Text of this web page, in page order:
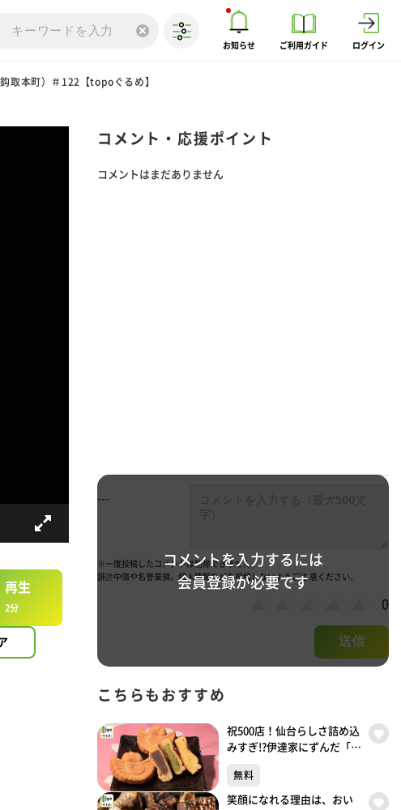
お知らせ ご利用ガイド ログイン
取本町）＃122【topoぐるめ】
再生
2分
コメント・応援ポイント
コメントはまだありません
コメントを入力するには
会員登録が必要です
---
※一度投稿したコメントは削除できません。
誹謗中傷や名誉棄損、個人情報などを投稿しないようご注 意ください。
0
送信
こちらもおすすめ
祝500店！仙台らしさ詰め込
みすぎ!?伊達家にずんだ「ち
内）#500【topoぐるめ】
無料
笑顔になれる理由は、おい